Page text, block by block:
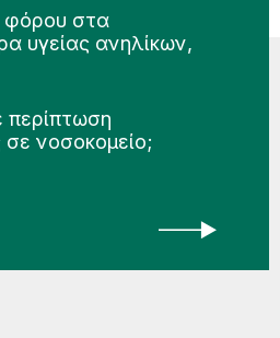
στα
υγείας ανηλίκων,
περίπτωση
σε νοσοκομείο;